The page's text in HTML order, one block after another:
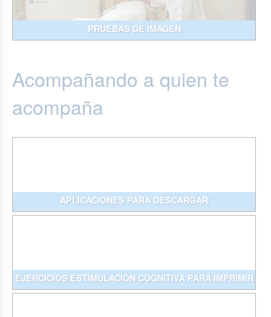
PRUEBAS DE IMAGEN
Acompañando a quien te
acompaña
APLICACIONES PARA DESCARGAR
EJERCICIOS ESTIMULACIÓN COGNITIVA PARA IMPRIMIR